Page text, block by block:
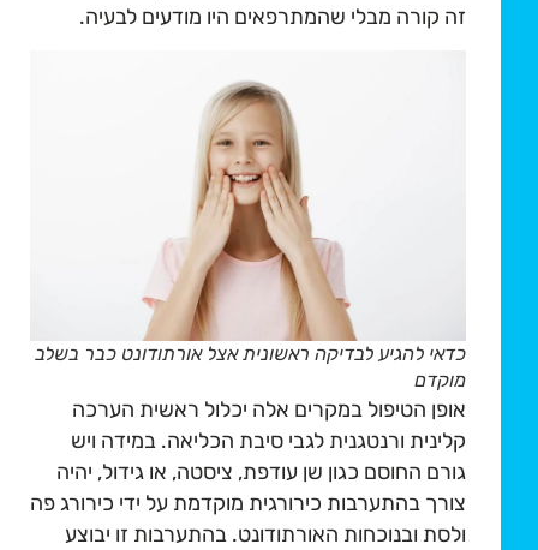
זה קורה מבלי שהמתרפאים היו מודעים לבעיה.
כדאי להגיע לבדיקה ראשונית אצל אורתודונט כבר בשלב
מוקדם
אופן הטיפול במקרים אלה יכלול ראשית הערכה
קלינית ורנטגנית לגבי סיבת הכליאה. במידה ויש
גורם החוסם כגון שן עודפת, ציסטה, או גידול, יהיה
צורך בהתערבות כירורגית מוקדמת על ידי כירורג פה
ולסת ובנוכחות האורתודונט. בהתערבות זו יבוצע